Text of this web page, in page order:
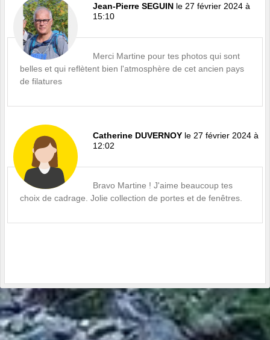
Jean-Pierre SEGUIN le 27 février 2024 à
15:10
Merci Martine pour tes photos qui sont
belles et qui reflètent bien l'atmosphère de cet ancien pays
de filatures
Catherine DUVERNOY le 27 février 2024 à
12:02
Bravo Martine ! J'aime beaucoup tes
choix de cadrage. Jolie collection de portes et de fenêtres.